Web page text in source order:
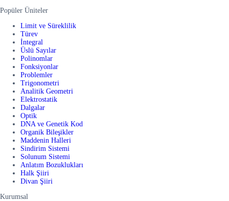
Popüler Üniteler
Limit ve Süreklilik
Türev
İntegral
Üslü Sayılar
Polinomlar
Fonksiyonlar
Problemler
Trigonometri
Analitik Geometri
Elektrostatik
Dalgalar
Optik
DNA ve Genetik Kod
Organik Bileşikler
Maddenin Halleri
Sindirim Sistemi
Solunum Sistemi
Anlatım Bozuklukları
Halk Şiiri
Divan Şiiri
Kurumsal